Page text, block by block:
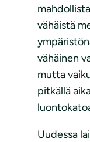
vähäistä
vähäinen
mutta
pitkällä
Uudessa